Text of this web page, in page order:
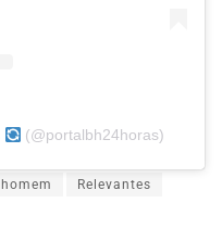
(@portalbh24horas)
homem Relevantes